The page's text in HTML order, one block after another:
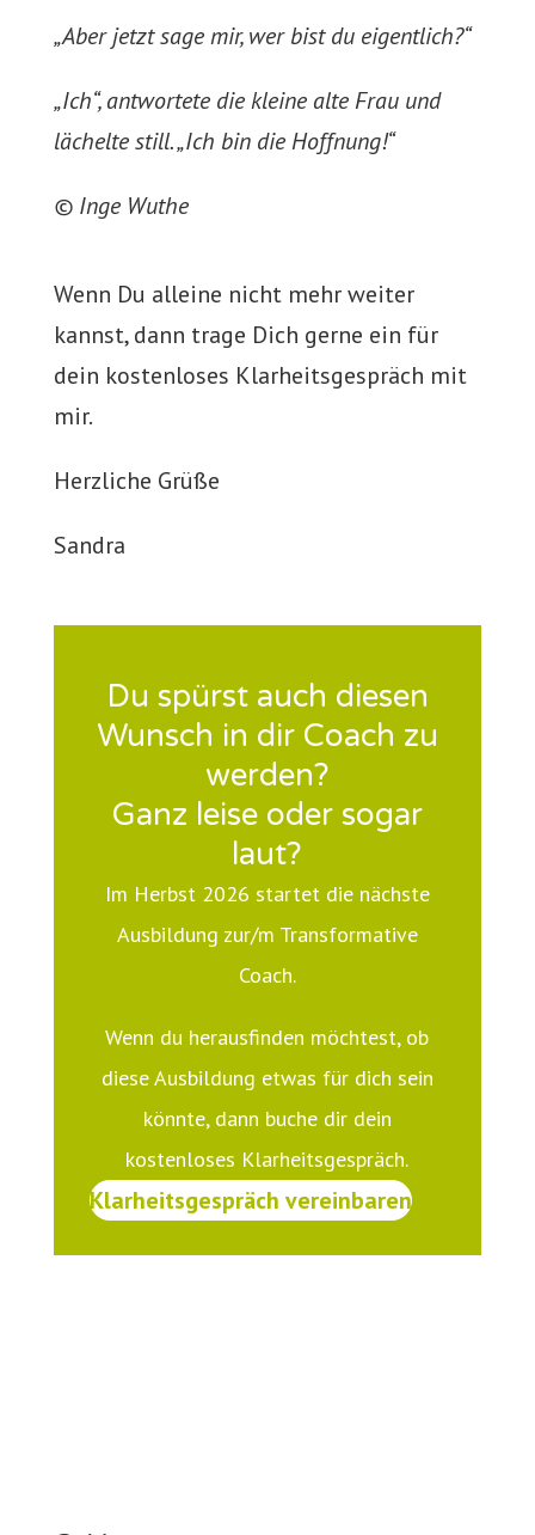
„Aber jetzt sage mir, wer bist du eigentlich?“
„Ich“, antwortete die kleine alte Frau und
lächelte still. „Ich bin die Hoffnung!“
© Inge Wuthe
Wenn Du alleine nicht mehr weiter
kannst, dann trage Dich gerne ein für
dein kostenloses Klarheitsgespräch mit
mir.
Herzliche Grüße
Sandra
Du spürst auch diesen
Wunsch in dir Coach zu
werden?
Ganz leise oder sogar
laut?
Im Herbst 2026 startet die nächste
Ausbildung zur/m Transformative
Coach.
Wenn du herausfinden möchtest, ob
diese Ausbildung etwas für dich sein
könnte, dann buche dir dein
kostenloses Klarheitsgespräch.
Klarheitsgespräch vereinbaren